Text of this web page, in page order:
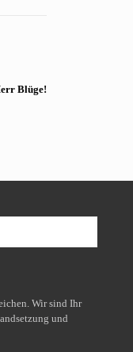
Blüge!
Wir sind Ihr
und